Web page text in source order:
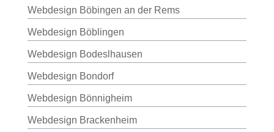
Webdesign Böbingen an der Rems
Webdesign Böblingen
Webdesign Bodeslhausen
Webdesign Bondorf
Webdesign Bönnigheim
Webdesign Brackenheim